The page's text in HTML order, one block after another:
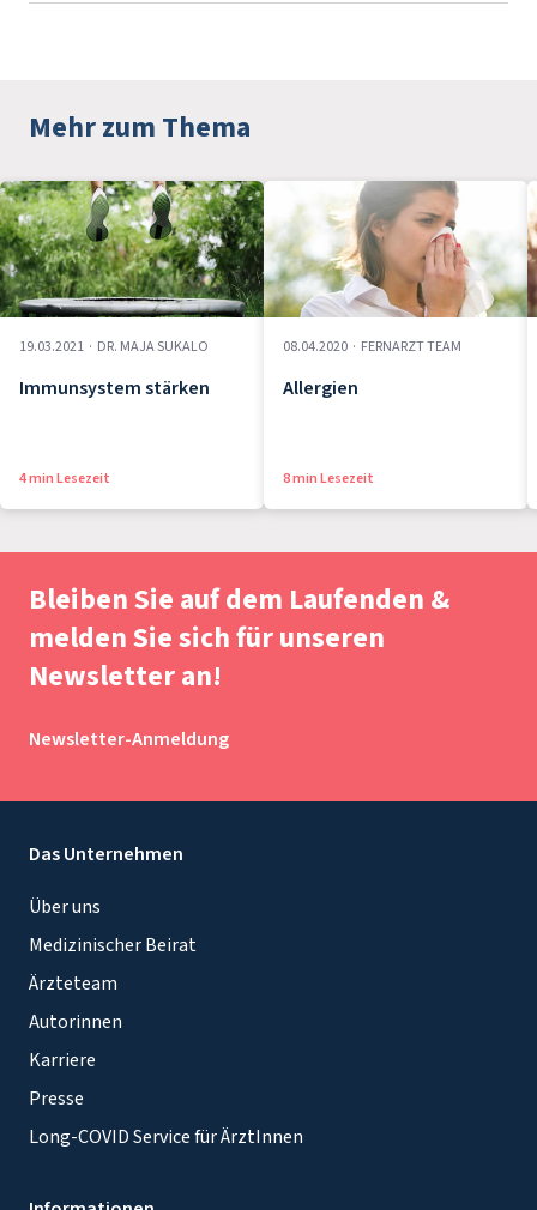
Mehr zum Thema
19.03.2021 · DR. MAJA SUKALO
Immunsystem stärken
4 min Lesezeit
08.04.2020 · FERNARZT TEAM
Allergien
8 min Lesezeit
Bleiben Sie auf dem Laufenden &
melden Sie sich für unseren
Newsletter an!
Newsletter-Anmeldung
Das Unternehmen
Über uns
Medizinischer Beirat
Ärzteteam
Autorinnen
Karriere
Presse
Long-COVID Service für ÄrztInnen